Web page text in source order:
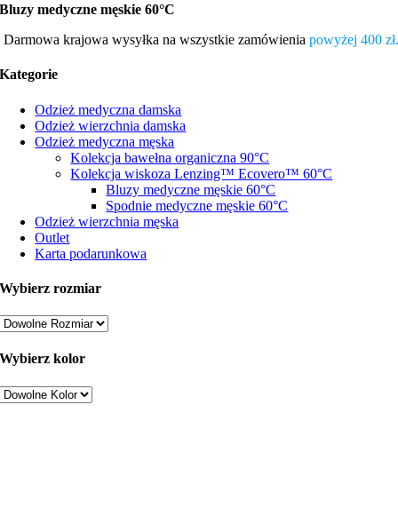
Bluzy medyczne męskie 60°C
Darmowa krajowa wysyłka na wszystkie zamówienia powyżej 400 zł.
Kategorie
Odzież medyczna damska
Odzież wierzchnia damska
Odzież medyczna męska
Kolekcja bawełna organiczna 90°C
Kolekcja wiskoza Lenzing™ Ecovero™ 60°C
Bluzy medyczne męskie 60°C
Spodnie medyczne męskie 60°C
Odzież wierzchnia męska
Outlet
Karta podarunkowa
Wybierz rozmiar
Wybierz kolor